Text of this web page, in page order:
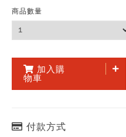
商品數量
加入購
物車
付款方式